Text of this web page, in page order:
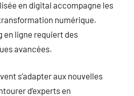
en digital accompagne les
numérique.
en ligne requiert des
avancées.
s’adapter aux nouvelles
d’experts en